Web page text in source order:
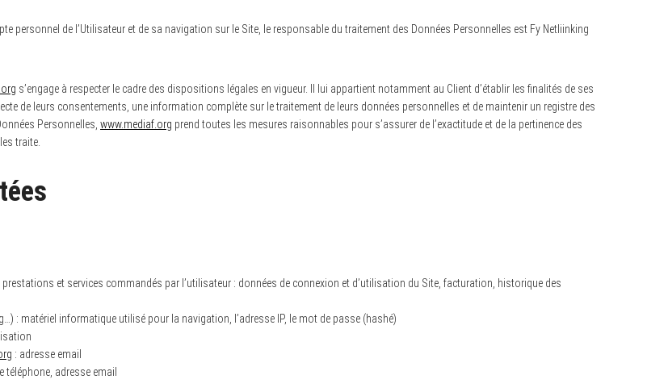
personnel de l’Utilisateur et de sa navigation sur le Site, le responsable du traitement des Données Personnelles est Fy Netliinking
s’engage à respecter le cadre des dispositions légales en vigueur. Il lui appartient notamment au Client d’établir les finalités de ses
de leurs consentements, une information complète sur le traitement de leurs données personnelles et de maintenir un registre des
Personnelles, www.mediaf.org prend toutes les mesures raisonnables pour s’assurer de l’exactitude et de la pertinence des
les traite.
et services commandés par l’utilisateur : données de connexion et d’utilisation du Site, facturation, historique des
: matériel informatique utilisé pour la navigation, l’adresse IP, le mot de passe (hashé)
: adresse email
adresse email